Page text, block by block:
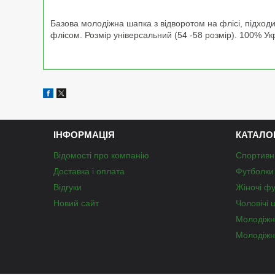
Базова молодіжна шапка з відворотом на флісі,
флісом. Розмір універсальний (54 -58 розмір). 100%
ІНФОРМАЦІЯ
Відомості про компанію
Доставка і оплата
Відгуки
Новий сайт
Жіночі
Чоловічі